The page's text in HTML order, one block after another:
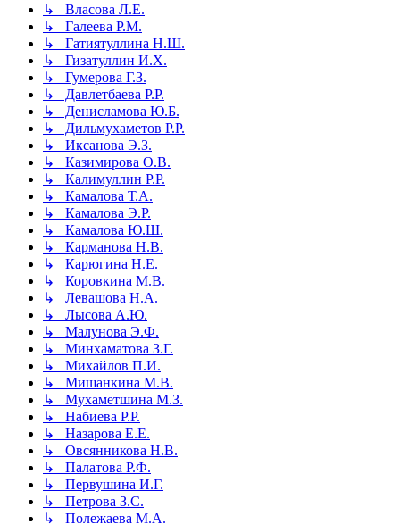
↳ Власова Л.Е.
↳ Галеева Р.М.
↳ Гатиятуллина Н.Ш.
↳ Гизатуллин И.Х.
↳ Гумерова Г.З.
↳ Давлетбаева Р.Р.
↳ Денисламова Ю.Б.
↳ Дильмухаметов Р.Р.
↳ Иксанова Э.З.
↳ Казимирова О.В.
↳ Калимуллин Р.Р.
↳ Камалова Т.А.
↳ Камалова Э.Р.
↳ Камалова Ю.Ш.
↳ Карманова Н.В.
↳ Карюгина Н.Е.
↳ Коровкина М.В.
↳ Левашова Н.А.
↳ Лысова А.Ю.
↳ Малунова Э.Ф.
↳ Минхаматова З.Г.
↳ Михайлов П.И.
↳ Мишанкина М.В.
↳ Мухаметшина М.З.
↳ Набиева Р.Р.
↳ Назарова Е.Е.
↳ Овсянникова Н.В.
↳ Палатова Р.Ф.
↳ Первушина И.Г.
↳ Петрова З.С.
↳ Полежаева М.А.